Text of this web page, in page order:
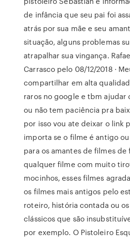
de infância que seu pai foi
atrás por sua mãe e seu
situação, alguns problemas
atrapalhar sua vingança.
Carrasco pelo 08/12/2018 ·
compartilhar em alta
raros no google e tbm ajudar
ou não tem paciência pra
por isso vou ate deixar o link
importa se o filme é antigo
para os amantes de filmes de
qualquer filme com muito
mocinhos, esses filmes
os filmes mais antigos pelo
roteiro, história contada ou
clássicos que são
por exemplo. O Pistoleiro